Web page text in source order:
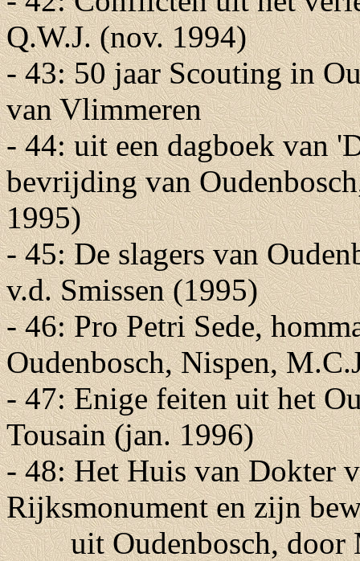
Q.W.J. (nov. 1994)
- 43: 50 jaar Scouting in
van Vlimmeren
- 44: uit een dagboek van
bevrijding van
1995)
- 45: De slagers van
v.d. Smissen (1995)
- 46: Pro Petri Sede,
Oudenbosch, Nispen,
- 47: Enige feiten uit het
Tousain (jan. 1996)
- 48: Het Huis van Dokter
Rijksmonument en zijn
uit Oudenbosch, door